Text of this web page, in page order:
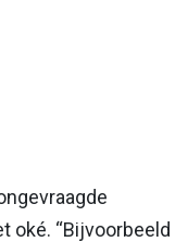
oké. “Bijvoorbeeld